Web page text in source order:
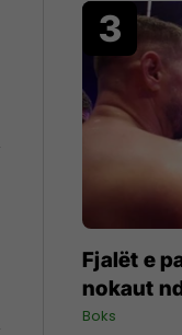
Fjalët e
nokaut
Boks